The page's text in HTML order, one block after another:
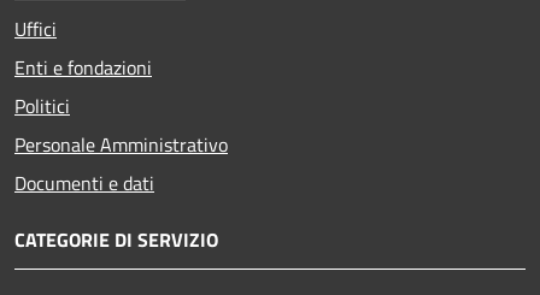
Uffici
Enti e fondazioni
Politici
Personale Amministrativo
Documenti e dati
CATEGORIE DI SERVIZIO